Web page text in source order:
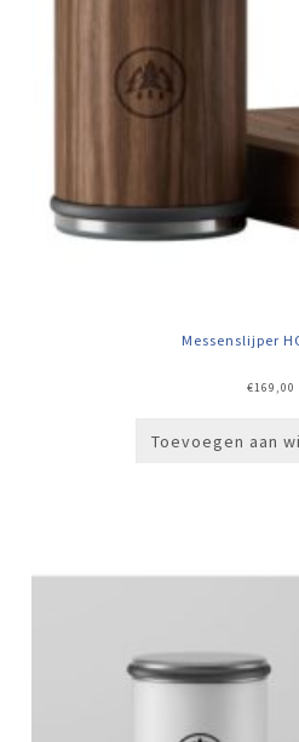
Messenslijper
€169,00
Toevoegen aan